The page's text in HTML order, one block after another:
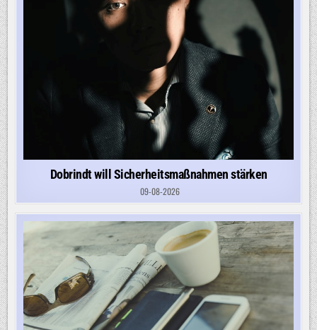
Dobrindt will Sicherheitsmaßnahmen stärken
09-08-2026